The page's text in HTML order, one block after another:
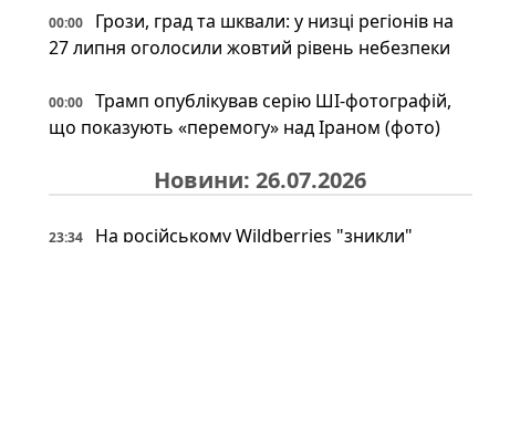
00:00
Грози, град та шквали: у низці регіонів на
27 липня оголосили жовтий рівень небезпеки
00:00
Трамп опублікував серію ШІ-фотографій,
що показують «перемогу» над Іраном (фото)
Новини: 26.07.2026
23:34
На російському Wildberries "зникли"